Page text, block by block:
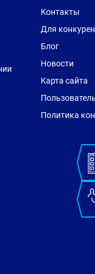
Контакты
Для
Блог
Новости
Карта сайта
Политика